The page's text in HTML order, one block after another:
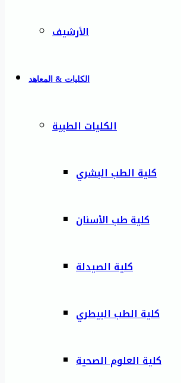
الأرشيف
الكليات & المعاهد
الكليات الطبية
كلية الطب البشري
كلية طب الأسنان
كلية الصيدلة
كلية الطب البيطري
كلية العلوم الصحية